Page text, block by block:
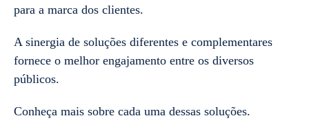
para a marca dos clientes.
A sinergia de soluções diferentes e complementares
fornece o melhor engajamento entre os diversos
públicos.
Conheça mais sobre cada uma dessas soluções.